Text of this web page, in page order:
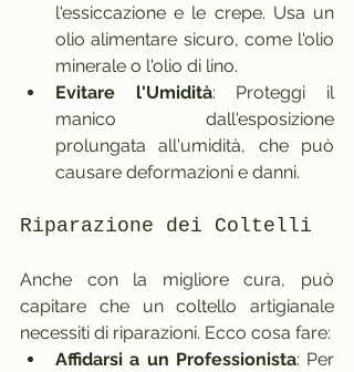
l'essiccazione e le crepe. Usa un
olio alimentare sicuro, come l'olio
minerale o l'olio di lino.
Evitare l'Umidità: Proteggi il
manico dall'esposizione
prolungata all'umidità, che può
causare deformazioni e danni.
Riparazione dei Coltelli
Anche con la migliore cura, può
capitare che un coltello artigianale
necessiti di riparazioni. Ecco cosa fare:
Affidarsi a un Professionista: Per